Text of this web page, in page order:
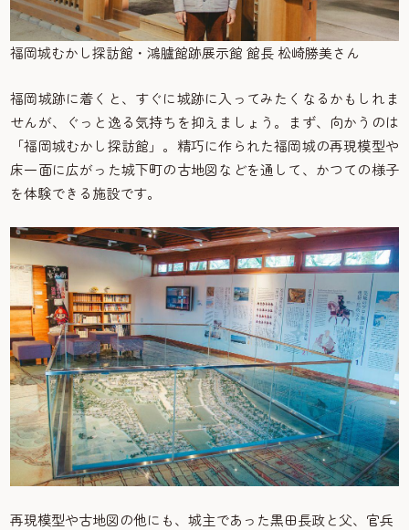
福岡城むかし探訪館・鴻臚館跡展示館 館長 松崎勝美さん
福岡城跡に着くと、すぐに城跡に入ってみたくなるかもしれま
せんが、ぐっと逸る気持ちを抑えましょう。まず、向かうのは
「福岡城むかし探訪館」。精巧に作られた福岡城の再現模型や
床一面に広がった城下町の古地図などを通して、かつての様子
を体験できる施設です。
再現模型や古地図の他にも、城主であった黒田長政と父、官兵